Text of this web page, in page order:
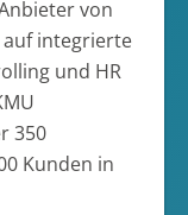
von
integrierte
und HR
350
Kunden in